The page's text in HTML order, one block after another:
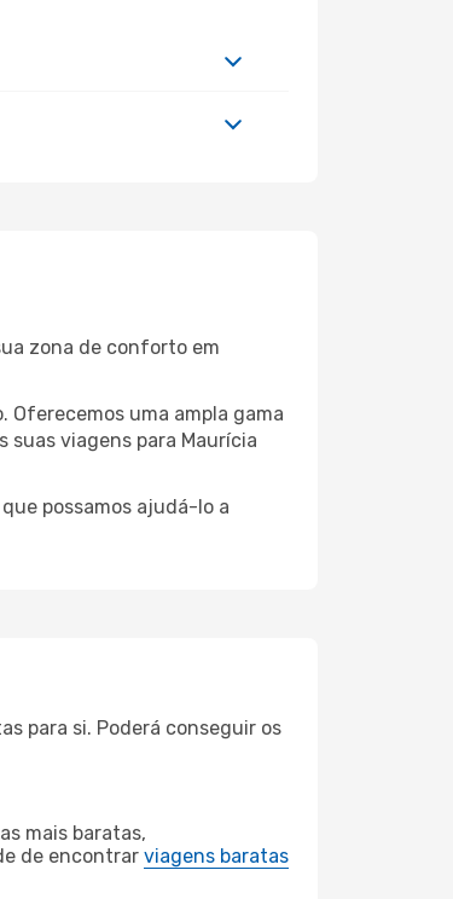
zona de conforto em
Oferecemos uma ampla gama
suas viagens para Maurícia
que possamos ajudá-lo a
para si. Poderá conseguir os
mais baratas,
de encontrar viagens baratas